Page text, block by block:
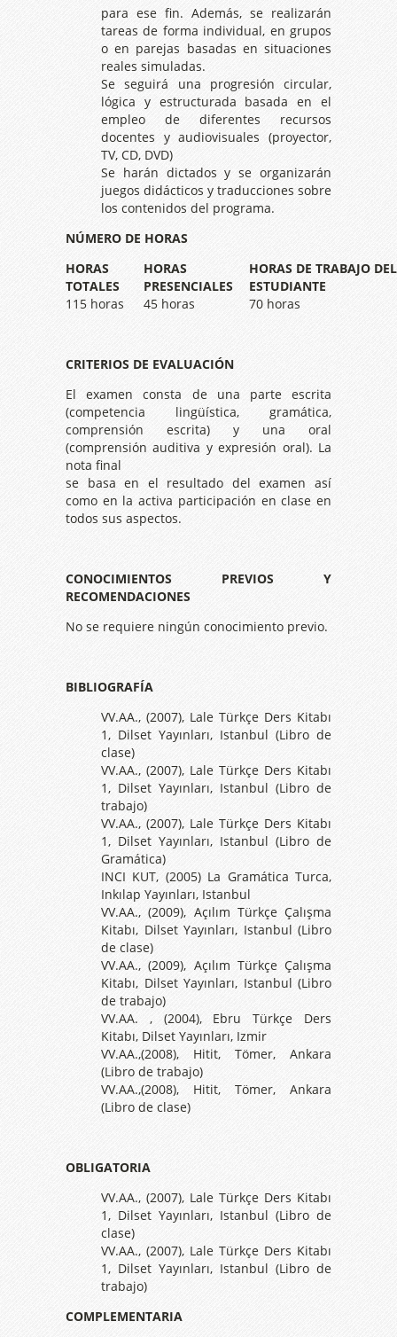
para ese fin. Además, se realizarán
tareas de forma individual, en grupos
o en parejas basadas en situaciones
reales simuladas.
Se seguirá una progresión circular,
lógica y estructurada basada en el
empleo de diferentes recursos
docentes y audiovisuales (proyector,
TV, CD, DVD)
Se harán dictados y se organizarán
juegos didácticos y traducciones sobre
los contenidos del programa.
NÚMERO DE HORAS
HORAS
TOTALES
HORAS
PRESENCIALES
HORAS DE TRABAJO
ESTUDIANTE
115 horas
45 horas 70 horas
CRITERIOS DE EVALUACIÓN
El examen consta de una parte escrita
(competencia lingüística, gramática,
comprensión escrita) y una oral
(comprensión auditiva y expresión oral). La
nota final
se basa en el resultado del examen así
como en la activa participación en clase en
todos sus aspectos.
CONOCIMIENTOS PREVIOS Y
RECOMENDACIONES
No se requiere ningún conocimiento previo.
BIBLIOGRAFÍA
VV.AA., (2007), Lale Türkçe Ders Kitabı
1, Dilset Yayınları, Istanbul (Libro de
clase)
VV.AA., (2007), Lale Türkçe Ders Kitabı
1, Dilset Yayınları, Istanbul (Libro de
trabajo)
VV.AA., (2007), Lale Türkçe Ders Kitabı
1, Dilset Yayınları, Istanbul (Libro de
Gramática)
INCI KUT, (2005) La Gramática Turca,
Inkılap Yayınları, Istanbul
VV.AA., (2009), Açılım Türkçe Çalışma
Kitabı, Dilset Yayınları, Istanbul (Libro
de clase)
VV.AA., (2009), Açılım Türkçe Çalışma
Kitabı, Dilset Yayınları, Istanbul (Libro
de trabajo)
VV.AA. , (2004), Ebru Türkçe Ders
Kitabı, Dilset Yayınları, Izmir
VV.AA.,(2008), Hitit, Tömer, Ankara
(Libro de trabajo)
VV.AA.,(2008), Hitit, Tömer, Ankara
(Libro de clase)
OBLIGATORIA
VV.AA., (2007), Lale Türkçe Ders Kitabı
1, Dilset Yayınları, Istanbul (Libro de
clase)
VV.AA., (2007), Lale Türkçe Ders Kitabı
1, Dilset Yayınları, Istanbul (Libro de
trabajo)
COMPLEMENTARIA